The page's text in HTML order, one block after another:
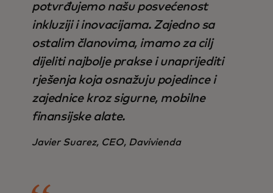
potvrđujemo našu posvećenost
inkluziji i inovacijama. Zajedno sa
ostalim članovima, imamo za cilj
dijeliti najbolje prakse i unaprijediti
rješenja koja osnažuju pojedince i
zajednice kroz sigurne, mobilne
finansijske alate.
Javier Suarez, CEO, Davivienda